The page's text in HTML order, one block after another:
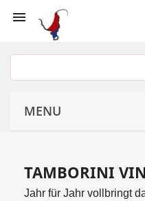

MENU
TAMBORINI
Jahr für Jahr vollbringt